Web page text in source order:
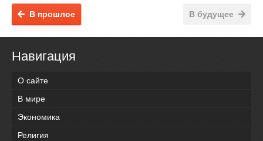
В будущее
В прошлое
Навигация
О сайте
В мире
Экономика
Религия